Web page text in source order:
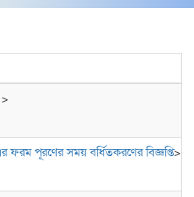
>
পূরণের সময় বর্ধিতকরণের বিজ্ঞপ্তি>